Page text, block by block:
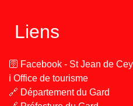
Liens
🛜 Facebook - St Jean de
ℹ️ Office de tourisme
🔗 Département du Gard